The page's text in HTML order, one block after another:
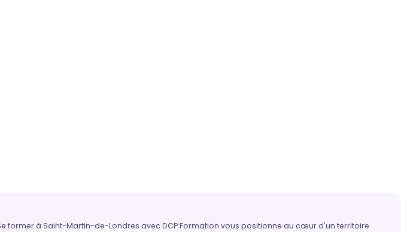
former à Saint-Martin-de-Londres avec DCP Formation vous positionne au cœur d'un territoire